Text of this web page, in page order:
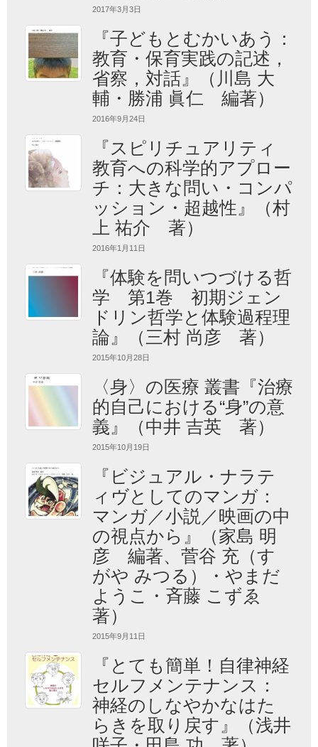
2017年3月3日
『子どもとむかいあう：
教育・保育実践の記述，
省察，対話』（川島 大
輔・勝浦 眞仁 編著）
2016年9月24日
『スピリチュアリティ
教育への科学的アプロー
チ：大きな問い・コンパ
ッション・超越性』（村
上 祐介 著）
2016年1月11日
『体験を問いつづける哲
学 第1巻 初期ジェン
ドリン哲学と体験過程理
論』（三村 尚彦 著）
2015年10月28日
〈身〉の医療 叢書『治療
的自己における“身”の意
義』（中井 吉英 著）
2015年10月19日
『ビジュアル・ナラテ
ィヴとしてのマンガ：
マンガ／小説／映画の中
の視点から』（家島 明
彦 編著、菅谷 充（す
がや みつる）・やまだ
ようこ・斉藤 こずゑ
著）
2015年9月11日
『とても簡単！自律神経
セルフメンテナンス：
神経のしなやかなはた
らきを取り戻す』（浅井